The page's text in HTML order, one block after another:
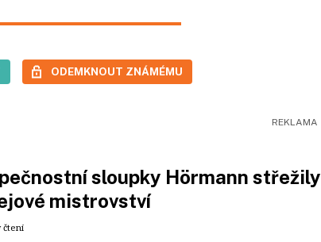
ODEMKNOUT ZNÁMÉMU
sloupky Hörmann střežily
mistrovství
čtení